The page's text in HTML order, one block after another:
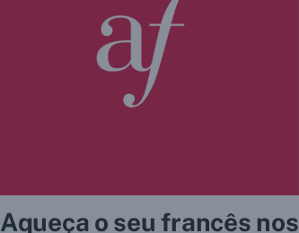
Aqueça o seu francês nos